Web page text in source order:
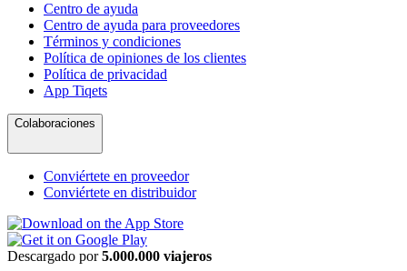
Centro de ayuda
Centro de ayuda para proveedores
Términos y condiciones
Política de opiniones de los clientes
Política de privacidad
App Tiqets
Colaboraciones
Conviértete en proveedor
Conviértete en distribuidor
Descargado por5.000.000 viajeros